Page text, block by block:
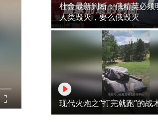
杜金最新判断：俄精英必须
人类毁灭，要么俄毁灭
现代火炮之“打完就跑”的战